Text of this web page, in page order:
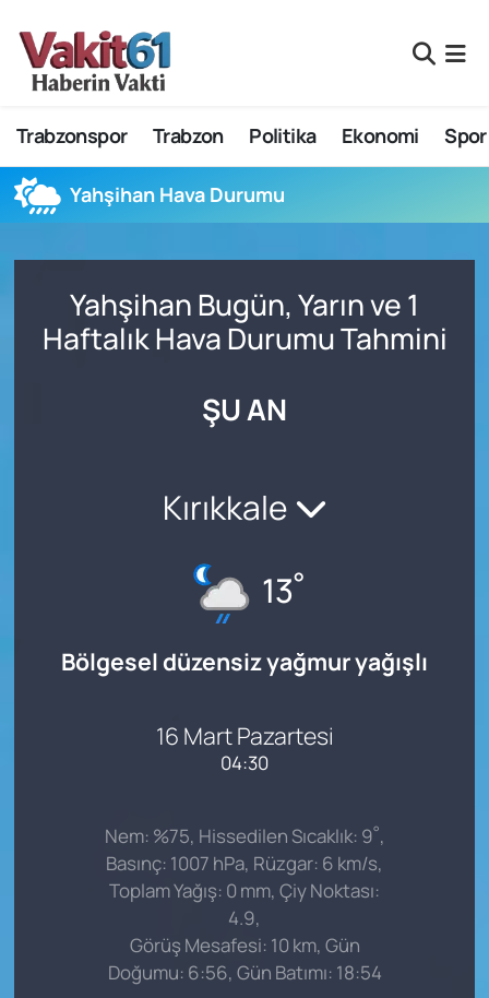
Trabzonspor Trabzon Politika Ekonomi Spor
Yahşihan Hava Durumu
Yahşihan Bugün, Yarın ve 1
Haftalık Hava Durumu Tahmini
ŞU AN
Kırıkkale
13°
Bölgesel düzensiz yağmur yağışlı
16 Mart Pazartesi
04:30
Nem: %75, Hissedilen Sıcaklık: 9°,
Basınç: 1007 hPa, Rüzgar: 6 km/s,
Toplam Yağış: 0 mm, Çiy Noktası:
4.9,
Görüş Mesafesi: 10 km, Gün
Doğumu: 6:56, Gün Batımı: 18:54
Nöbetçi Eczaneler
Hava Durumu
Namaz Vakitleri
Süper Lig Puan Durumu ve Fikstür
Son Dakika Haberleri